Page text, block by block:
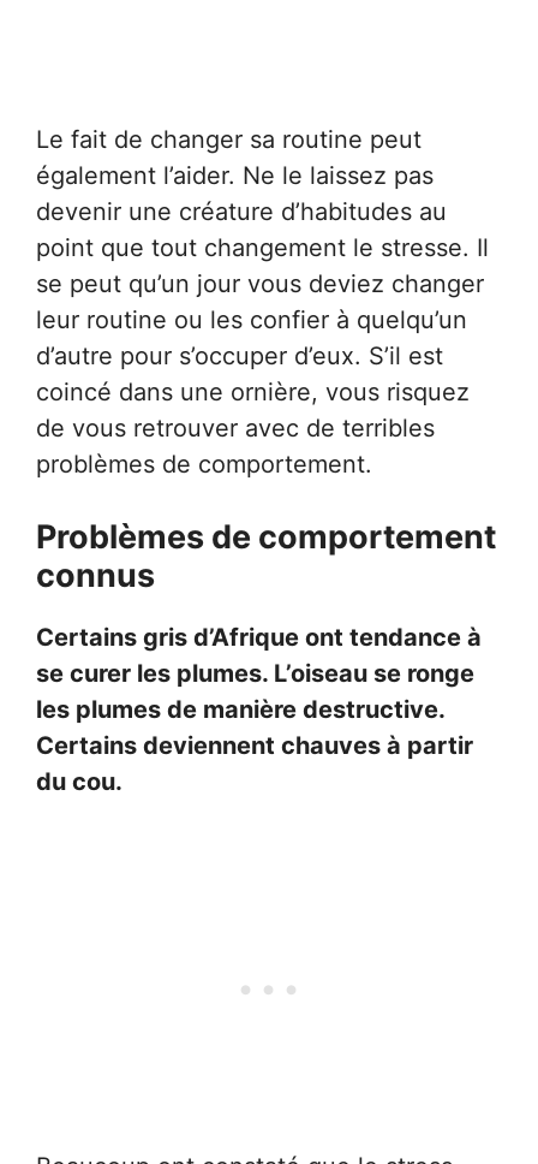
Le fait de changer sa routine peut
également l’aider. Ne le laissez pas
devenir une créature d’habitudes au
point que tout changement le stresse. Il
se peut qu’un jour vous deviez changer
leur routine ou les confier à quelqu’un
d’autre pour s’occuper d’eux. S’il est
coincé dans une ornière, vous risquez
de vous retrouver avec de terribles
problèmes de comportement.
Problèmes de comportement
connus
Certains gris d’Afrique ont tendance à
se curer les plumes. L’oiseau se ronge
les plumes de manière destructive.
Certains deviennent chauves à partir
du cou.